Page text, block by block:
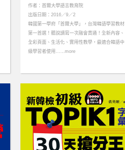
作者：首爾大學語言教育院
出版日期：2016／9／2
韓國第一學府「首爾大學」，台灣韓語學習教材
第一首選！聽說讀寫一次融會貫通！全新內容、
全彩頁面、生活化、實用性教學，最適合韓語中
級學習者使用……more